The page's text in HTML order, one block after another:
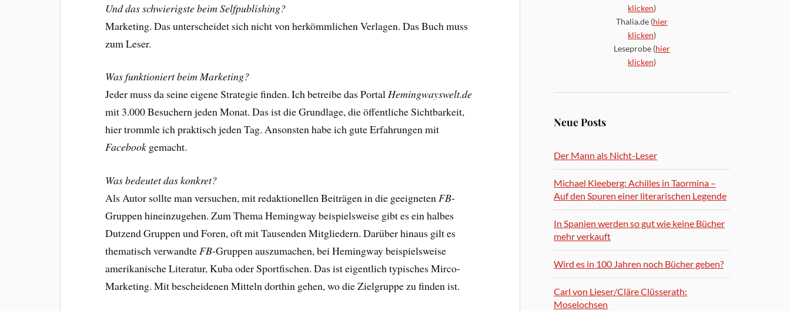
Und das schwierigste beim Selfpublishing?
Marketing. Das unterscheidet sich nicht von herkömmlichen Verlagen. Das Buch muss
zum Leser.
Was funktioniert beim Marketing?
Jeder muss da seine eigene Strategie finden. Ich betreibe das PortalHemingwayswelt.de
mit 3.000 Besuchern jeden Monat. Das ist die Grundlage, die öffentliche Sichtbarkeit,
hier trommle ich praktisch jeden Tag. Ansonsten habe ich gute Erfahrungen mit
Facebook gemacht.
Was bedeutet das konkret?
Als Autor sollte man versuchen, mit redaktionellen Beiträgen in die geeignetenFB-
Gruppen hineinzugehen. Zum Thema Hemingway beispielsweise gibt es ein halbes
Dutzend Gruppen und Foren, oft mit Tausenden Mitgliedern. Darüber hinaus gilt es
thematisch verwandteFB-Gruppen auszumachen, bei Hemingway beispielsweise
amerikanische Literatur, Kuba oder Sportfischen. Das ist eigentlich typisches Mirco-
Marketing. Mit bescheidenen Mitteln dorthin gehen, wo die Zielgruppe zu finden ist.
klicken)
Thalia.de (hier
klicken)
Leseprobe (hier
klicken)
Neue Posts
Der Mann als Nicht-Leser
Michael Kleeberg: Achilles in Taormina –
Auf den Spuren einer literarischen Legende
In Spanien werden so gut wie keine Bücher
mehr verkauft
Wird es in 100 Jahren noch Bücher geben?
Carl von Lieser/Cläre Clüsserath:
Moselochsen